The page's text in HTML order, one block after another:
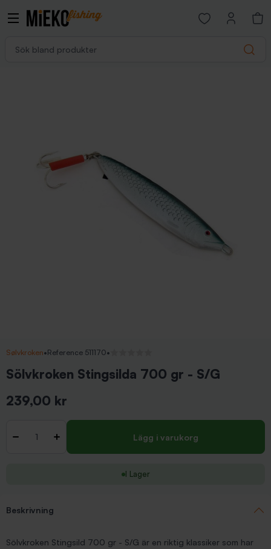
Search
Open favorites
Sølvkroken•Reference 511170•
Sölvkroken Stingsilda 700 gr - S/G
239,00 kr
- + Lägg i varukorg
I Lager
Beskrivning
Sölvkroken Stingsild 700 gr - S/G är en riktig klassiker som har